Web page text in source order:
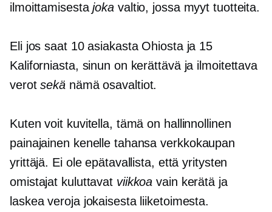
ilmoittamisestajoka valtio, jossa myyt tuotteita.
Eli jos saat 10 asiakasta Ohiosta ja 15
Kaliforniasta, sinun on kerättävä ja ilmoitettava
verotsekä nämä osavaltiot.
Kuten voit kuvitella, tämä on hallinnollinen
painajainen kenelle tahansaverkkokaupan
yrittäjä. Ei ole epätavallista, että yritysten
omistajat kuluttavat viikkoavain kerätä ja
laskea veroja jokaisesta liiketoimesta.